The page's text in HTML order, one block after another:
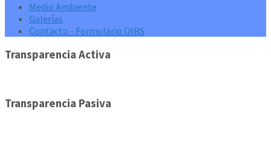
Medio Ambiente
Galerías
Contacto - Formulario OIRS
Transparencia Activa
Transparencia Pasiva